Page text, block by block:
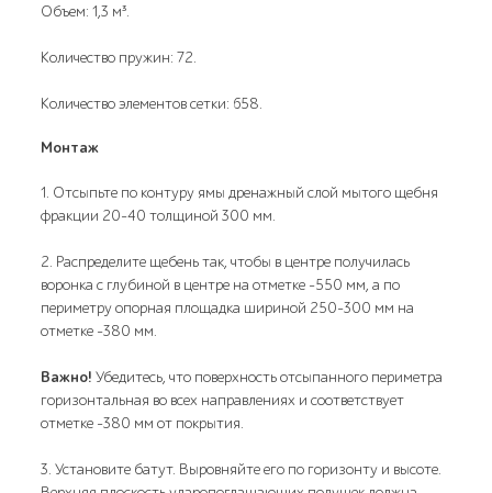
Объем: 1,3 м³.
Количество пружин: 72.
Количество элементов сетки: 658.
Монтаж
1. Отсыпьте по контуру ямы дренажный слой мытого щебня
фракции 20-40 толщиной 300 мм.
2. Распределите щебень так, чтобы в центре получилась
воронка с глубиной в центре на отметке -550 мм, а по
периметру опорная площадка шириной 250-300 мм на
отметке -380 мм.
Важно!Убедитесь, что поверхность отсыпанного периметра
горизонтальная во всех направлениях и соответствует
отметке -380 мм от покрытия.
3. Установите батут. Выровняйте его по горизонту и высоте.